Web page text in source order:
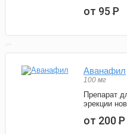
от 95Р
Аванафил
100 мг
Препарат
эрекции
от 200Р